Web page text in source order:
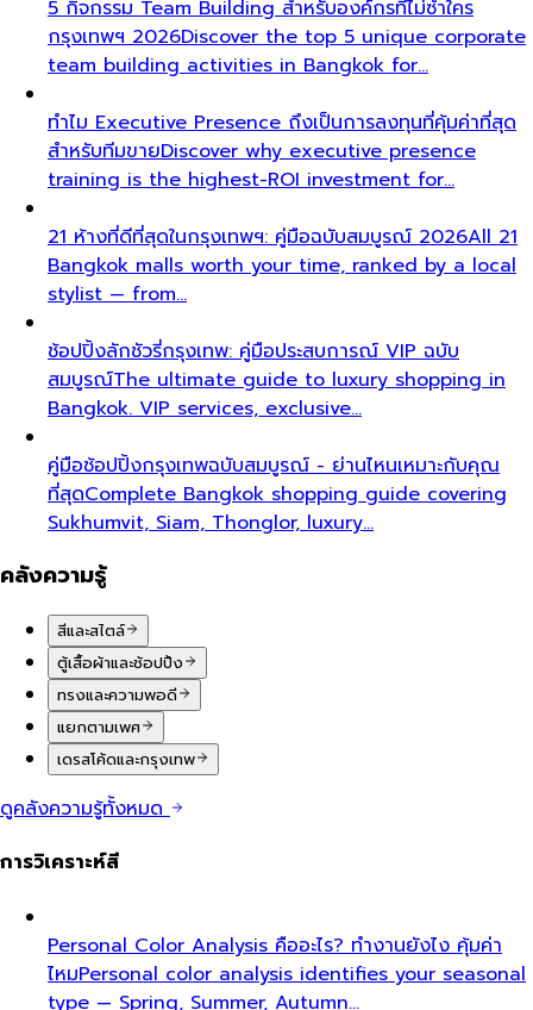
สร้างคอนเทนต์คุณภาพ สร้างคอมมูนิตี้ที่แข็งแกร่ง
Learn
about All That's Stylist's philosophy. We believe in
quality content…
บทความและไกด์
Business Casual ในกรุงเทพฯ: คู่มือสำหรับองค์กรที่ต้อง
กำหนด Dress Code
dress code guide for Bangkok corporate teams…
ยกระดับภาพลักษณ์มืออาชีพให้ 55 ผู้เชี่ยวชาญด้านการเงิน
ในกรุงเทพฯ
สร้าง Visual Identity ให้ศิลปิน Universal Music
ThailandHow All That's Stylist partnered with
Universal Music Thailand to develop…